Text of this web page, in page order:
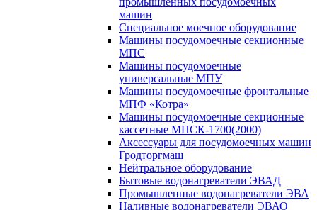
машин
Специальное моечное оборудование
Машины посудомоечные секционные
МПС
Машины посудомоечные
универсальные МПУ
Машины посудомоечные фронтальные
МПФ «Котра»
Машины посудомоечные секционные
кассетные МПСК-1700(2000)
Аксессуары для посудомоечных машин
Гродторгмаш
Нейтральное оборудование
Бытовые водонагреватели ЭВАД
Промышленные водонагреватели ЭВА
Наливные водонагреватели ЭВАО